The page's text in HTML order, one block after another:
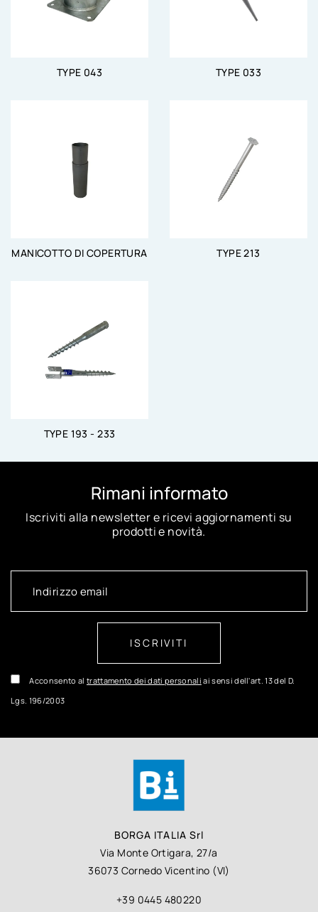
TYPE 043 TYPE 033
MANICOTTO DI COPERTURA TYPE 213
TYPE 193 - 233
Rimani informato
Iscriviti alla newsletter e ricevi aggiornamenti su
prodotti e novità.
ISCRIVITI
Acconsento al trattamento dei dati personali ai sensi dell'art. 13 del D.
Lgs. 196/2003
BORGA ITALIA Srl
Via Monte Ortigara, 27/a
36073 Cornedo Vicentino (VI)
+39 0445 480220